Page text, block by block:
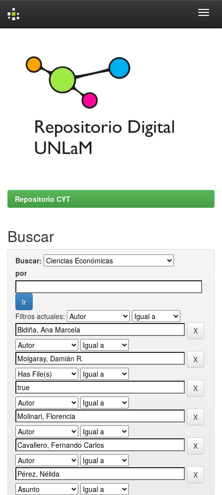
Repositorio CYT
Buscar
Buscar:
por
Filtros actuales: